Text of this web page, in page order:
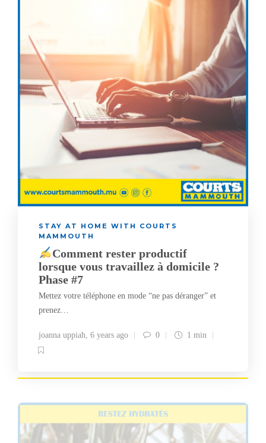
STAY AT HOME WITH COURTS
MAMMOUTH
Comment rester productif
lorsque vous travaillez à domicile ?
Phase #7
Mettez votre téléphone en mode “ne pas déranger” et
prenez…
joanna uppiah, 6 years ago 0 1 min